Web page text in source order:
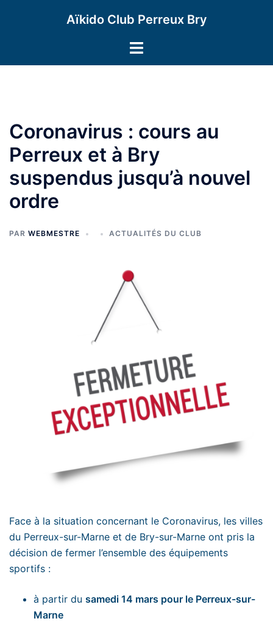
Aïkido Club Perreux Bry
Ouvrir/fermer
Coronavirus : cours au
Perreux et à Bry
suspendus jusqu’à nouvel
ordre
PAR WEBMESTRE ACTUALITÉS DU CLUB
Face à la situation concernant le Coronavirus, les villes
du Perreux-sur-Marne et de Bry-sur-Marne ont pris la
décision de fermer l’ensemble des équipements
sportifs :
à partir du samedi 14 mars pour le Perreux-sur-
Marne